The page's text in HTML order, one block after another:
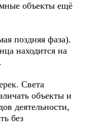
объекты ещё
поздняя фаза).
находится на
Света
объекты и
деятельности,
без